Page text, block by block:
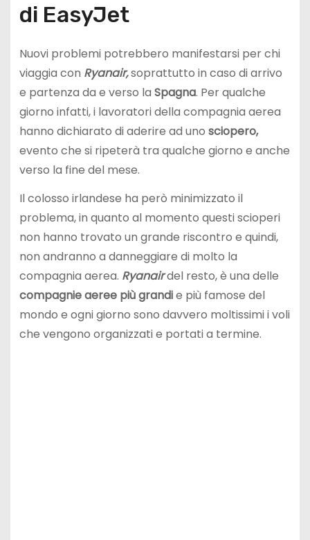
di EasyJet
Nuovi problemi potrebbero manifestarsi per chi
viaggia con Ryanair,soprattutto in caso di arrivo
e partenza da e verso la Spagna. Per qualche
giorno infatti, i lavoratori della compagnia aerea
hanno dichiarato di aderire ad uno sciopero,
evento che si ripeterà tra qualche giorno e anche
verso la fine del mese.
Il colosso irlandese ha però minimizzato il
problema, in quanto al momento questi scioperi
non hanno trovato un grande riscontro e quindi,
non andranno a danneggiare di molto la
compagnia aerea. Ryanairdel resto, è una delle
compagnie aeree più grandie più famose del
mondo e ogni giorno sono davvero moltissimi i voli
che vengono organizzati e portati a termine.